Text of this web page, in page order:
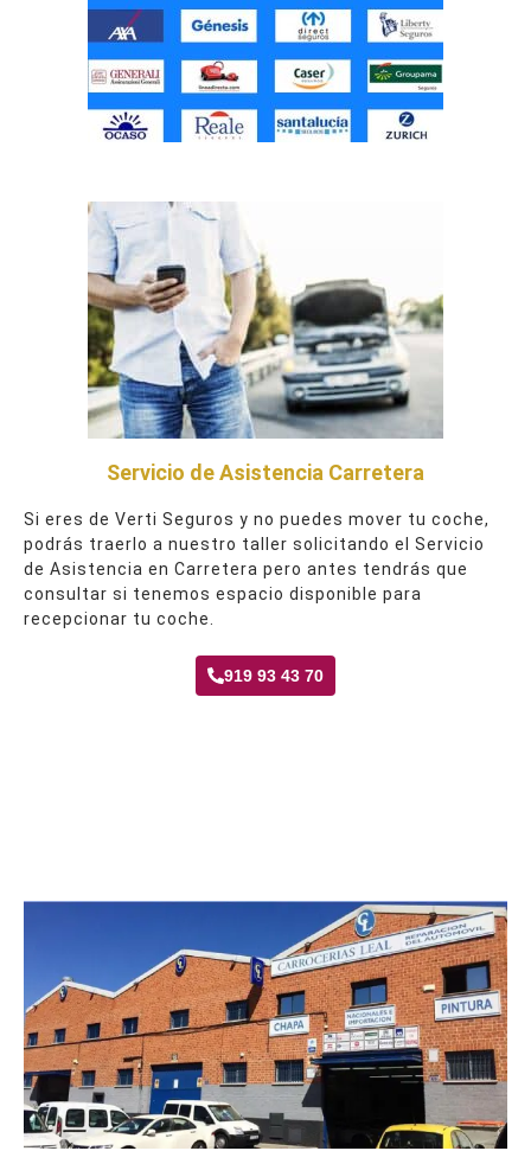
Servicio de Asistencia Carretera
Si eres de Verti Seguros y no puedes mover tu coche,
podrás traerlo a nuestro taller solicitando el Servicio
de Asistencia en Carretera pero antes tendrás que
consultar si tenemos espacio disponible para
recepcionar tu coche.
919 93 43 70